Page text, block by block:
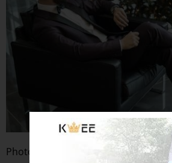
Photo: Modern Gentleman Magazine